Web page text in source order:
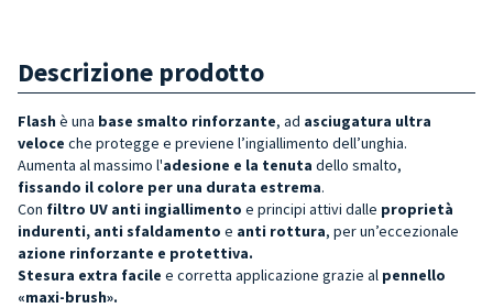
Descrizione prodotto
Flash è una base smalto rinforzante, ad asciugatura ultra
veloce che protegge e previene l’ingiallimento dell’unghia.
Aumenta al massimo l'adesione e la tenuta dello smalto,
fissando il colore per una durata estrema.
Con filtro UV anti ingiallimento e principi attivi dalle proprietà
indurenti, anti sfaldamento e anti rottura, per un’eccezionale
azione rinforzante e protettiva.
Stesura extra facile e corretta applicazione grazie al pennello
«maxi-brush».